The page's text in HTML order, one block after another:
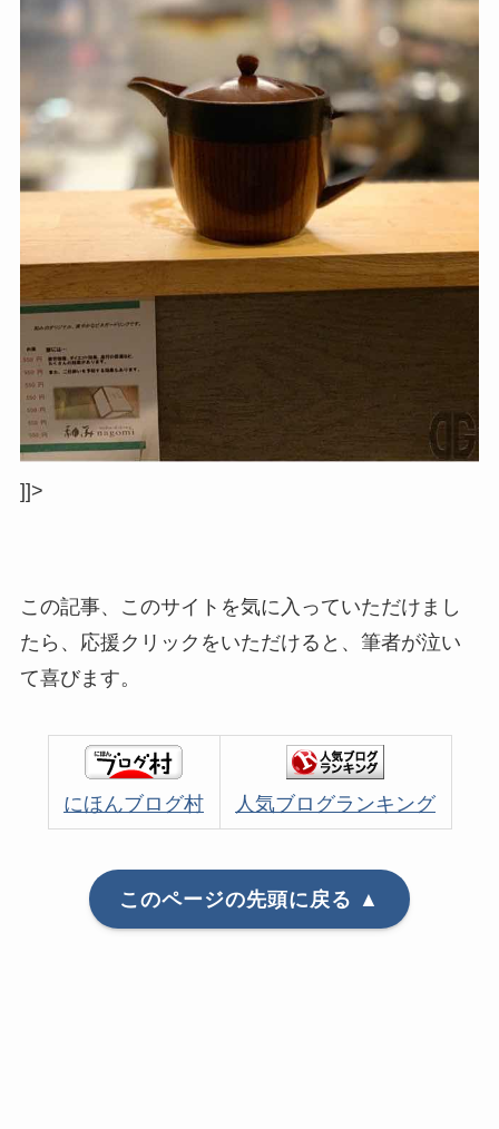
]]>
この記事、このサイトを気に入っていただけまし
たら、応援クリックをいただけると、筆者が泣い
て喜びます。
にほんブログ村 人気ブログランキング
このページの先頭に戻る ▲